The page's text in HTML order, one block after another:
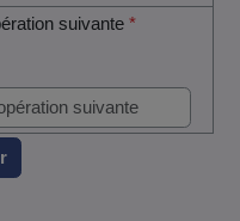
suivante*